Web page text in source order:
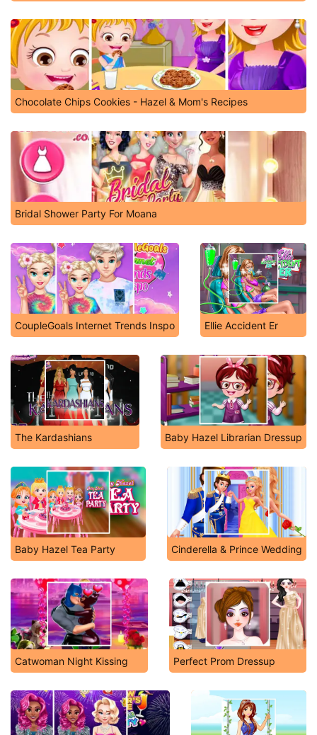
Chocolate Chips Cookies - Hazel & Mom's Recipes
Bridal Shower Party For Moana
CoupleGoals Internet Trends Inspo Ellie Accident Er
The Kardashians Baby Hazel Librarian Dressup
Baby Hazel Tea Party Cinderella & Prince Wedding
Catwoman Night Kissing Perfect Prom Dressup